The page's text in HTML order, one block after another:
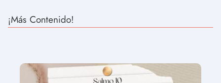
¡Más Contenido!